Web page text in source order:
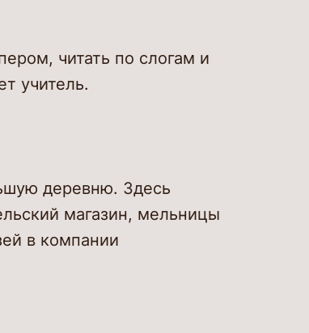
читать по слогам и
учитель.
деревню. Здесь
магазин, мельницы
в компании